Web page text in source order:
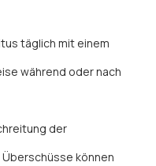
täglich mit einem
während oder nach
der
können